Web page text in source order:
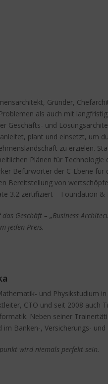
Gründer,
als auch mit
Geschäfts- und
plant und einsetzt, um
zu erzielen.
Plänen für Technologie
Befürworter der C-Ebene
Bereitstellung von
3.2 zertifiziert – Foundation &
Geschäft – „Business
jeden Preis.
und Physikstudium
CTO und seit 2008 auch
Neben seiner
Banken-, Versicherungs-
wird niemals perfekt sein.